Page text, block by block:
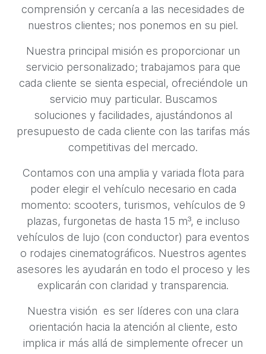
comprensión y cercanía a las necesidades de
nuestros clientes; nos ponemos en su piel.
Nuestra principal misión es proporcionar un
servicio personalizado; trabajamos para que
cada cliente se sienta especial, ofreciéndole un
servicio muy particular. Buscamos
soluciones y facilidades, ajustándonos al
presupuesto de cada cliente con las tarifas más
competitivas del mercado.
Contamos con una amplia y variada flota para
poder elegir el vehículo necesario en cada
momento: scooters, turismos, vehículos de 9
plazas, furgonetas de hasta 15 m³, e incluso
vehículos de lujo (con conductor) para eventos
o rodajes cinematográficos. Nuestros agentes
asesores les ayudarán en todo el proceso y les
explicarán con claridad y transparencia.
Nuestra visión es ser líderes con una clara
orientación hacia la atención al cliente, esto
implica ir más allá de simplemente ofrecer un